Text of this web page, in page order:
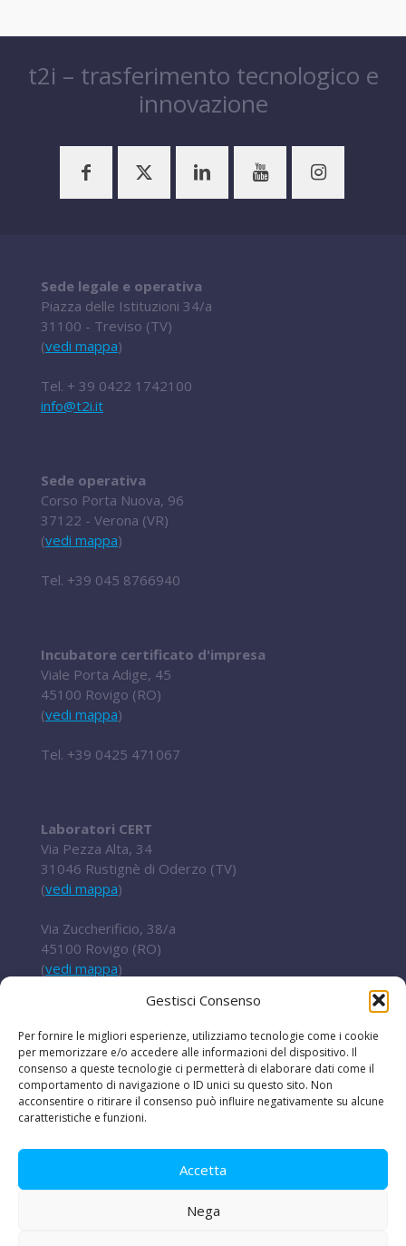
Gestisci Consenso
Per fornire le migliori esperienze, utilizziamo tecnologie come i cookie
per memorizzare e/o accedere alle informazioni del dispositivo. Il
consenso a queste tecnologie ci permetterà di elaborare dati come il
comportamento di navigazione o ID unici su questo sito. Non
acconsentire o ritirare il consenso può influire negativamente su alcune
caratteristiche e funzioni.
Accetta
Nega
t2i – trasferimento tecnologico e
innovazione
Sede legale e operativa
Piazza delle Istituzioni 34/a
31100 - Treviso (TV)
(vedi mappa)
Tel. + 39 0422 1742100
info@t2i.it
Sede operativa
Corso Porta Nuova, 96
37122 - Verona (VR)
(vedi mappa)
Tel. +39 045 8766940
Incubatore certificato d'impresa
Viale Porta Adige, 45
45100 Rovigo (RO)
(vedi mappa)
Tel. +39 0425 471067
Laboratori CERT
Via Pezza Alta, 34
31046 Rustignè di Oderzo (TV)
(vedi mappa)
Via Zuccherificio, 38/a
45100 Rovigo (RO)
(vedi mappa)
+ 39 0422 852016
cert@t2i.it
Codice Fiscale / Partita IVA 04636360267
Organismo di ricerca Reg.UE 651/2014
Avvisi e bandi